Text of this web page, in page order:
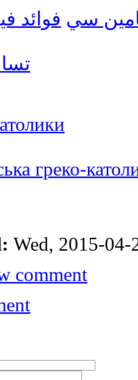
سي فوائد
греко-
Wed, 2015-
comment